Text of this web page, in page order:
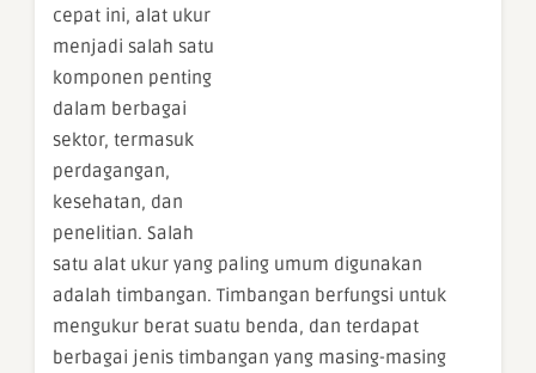
cepat ini, alat ukur
menjadi salah satu
komponen penting
dalam berbagai
sektor, termasuk
perdagangan,
kesehatan, dan
penelitian. Salah
satu alat ukur yang paling umum digunakan
adalah timbangan. Timbangan berfungsi untuk
mengukur berat suatu benda, dan terdapat
berbagai jenis timbangan yang masing-masing